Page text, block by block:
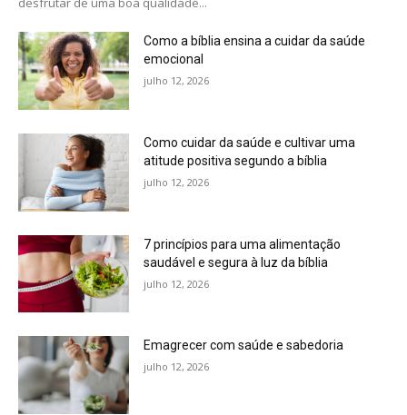
Como a bíblia ensina a cuidar da saúde
emocional
julho 12, 2026
Como cuidar da saúde e cultivar uma
atitude positiva segundo a bíblia
julho 12, 2026
7 princípios para uma alimentação
saudável e segura à luz da bíblia
julho 12, 2026
Emagrecer com saúde e sabedoria
julho 12, 2026